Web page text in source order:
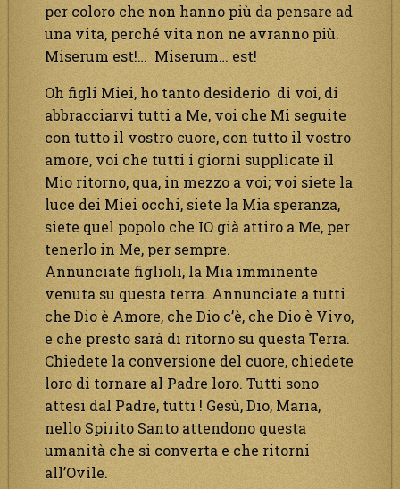
per coloro che non hanno più da pensare ad
una vita, perché vita non ne avranno più.
Miserum est!… Miserum… est!
Oh figli Miei, ho tanto desiderio di voi, di
abbracciarvi tutti a Me, voi che Mi seguite
con tutto il vostro cuore, con tutto il vostro
amore, voi che tutti i giorni supplicate il
Mio ritorno, qua, in mezzo a voi; voi siete la
luce dei Miei occhi, siete la Mia speranza,
siete quel popolo che IO già attiro a Me, per
tenerlo in Me, per sempre.
Annunciate figlioli, la Mia imminente
venuta su questa terra. Annunciate a tutti
che Dio è Amore, che Dio c’è, che Dio è Vivo,
e che presto sarà di ritorno su questa Terra.
Chiedete la conversione del cuore, chiedete
loro di tornare al Padre loro. Tutti sono
attesi dal Padre, tutti ! Gesù, Dio, Maria,
nello Spirito Santo attendono questa
umanità che si converta e che ritorni
all’Ovile.